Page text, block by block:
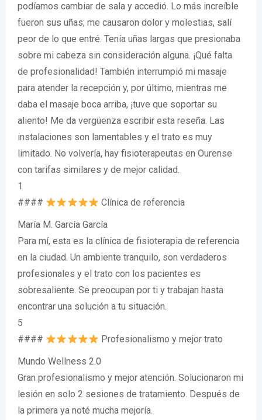
podíamos cambiar de sala y accedió. Lo más increíble
fueron sus uñas; me causaron dolor y molestias, salí
peor de lo que entré. Tenía uñas largas que presionaba
sobre mi cabeza sin consideración alguna. ¡Qué falta
de profesionalidad! También interrumpió mi masaje
para atender la recepción y, por último, mientras me
daba el masaje boca arriba, ¡tuve que soportar su
aliento! Me da vergüenza escribir esta reseña. Las
instalaciones son lamentables y el trato es muy
limitado. No volvería, hay fisioterapeutas en Ourense
con tarifas similares y de mejor calidad.
1
####
Clínica de referencia
María M. García García
Para mí, esta es la clínica de fisioterapia de referencia
en la ciudad. Un ambiente tranquilo, son verdaderos
profesionales y el trato con los pacientes es
sobresaliente. Se preocupan por ti y trabajan hasta
encontrar una solución a tu situación.
5
####
Profesionalismo y mejor trato
Mundo Wellness 2.0
Gran profesionalismo y mejor atención. Solucionaron mi
lesión en solo 2 sesiones de tratamiento. Después de
la primera ya noté mucha mejoría.